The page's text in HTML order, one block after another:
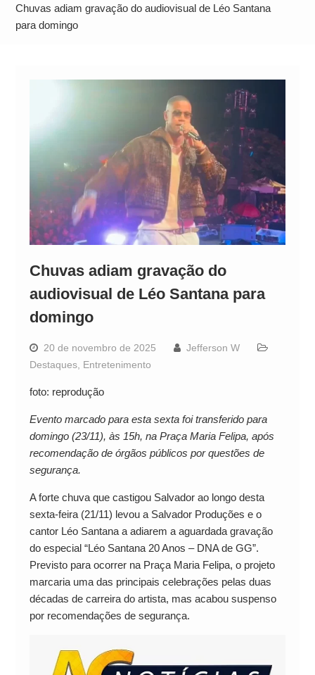
Operação Ágio: Ação policial na Bahia prende 14
suspeitos e mira rede ligada a ‘Zói de Gato’, do
Chuvas adiam gravação do audiovisual de Léo Santana
para domingo
Chuvas adiam gravação do
audiovisual de Léo Santana para
domingo
20 de novembro de 2025
Jefferson W
Destaques, Entretenimento
foto: reprodução
Evento marcado para esta sexta foi transferido para
domingo (23/11), às 15h, na Praça Maria Felipa, após
recomendação de órgãos públicos por questões de
segurança.
A forte chuva que castigou Salvador ao longo desta
sexta-feira (21/11) levou a Salvador Produções e o
cantor Léo Santana a adiarem a aguardada gravação
do especial “Léo Santana 20 Anos – DNA de GG”.
Previsto para ocorrer na Praça Maria Felipa, o projeto
marcaria uma das principais celebrações pelas duas
décadas de carreira do artista, mas acabou suspenso
por recomendações de segurança.